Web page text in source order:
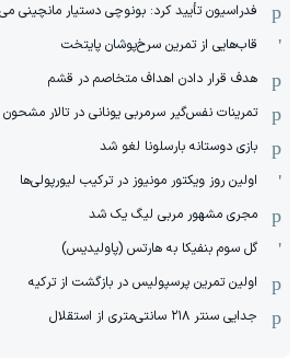
فدراسیون تأیید کرد: بونوچی دستیار مانچینی
قاب‌هایی از تمرین سرخ‌پوشان پایتخت
هدف قرار دادن اهداف متخاصم در قشم
‏تمرینات نفس‌گیر سرمربی یونانی در تالار مشحون
بازی دوستانه بارسلونا لغو شد
اولین روز ویکتور مونیوز در ترکیب لیورپولی‌ها
مجری مشهور مربی لیگ یک شد
گل سوم بنفیکا به هارتس (پاولیدیس)
اولین تمرین پرسپولیس در بازگشت از ترکیه
جدایی سنتر ۲۱۸ سانتی‌متری از استقلال